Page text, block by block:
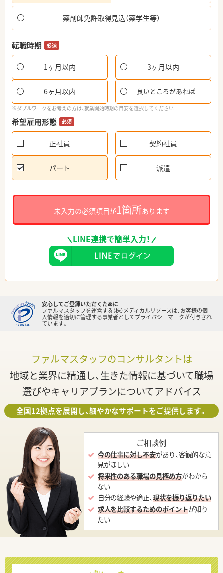
薬剤師免許取得見込（薬学生等）
転職時期 必須
1ヶ月以内 3ヶ月以内
6ヶ月以内 良いところがあれば
※ダブルワークをお考えの方は、就業開始時期の目安を選択してください
希望雇用形態 必須
正社員 契約社員
パート 派遣
未入力の必須項目が1箇所あります
LINE連携で簡単入力！
安心してご登録いただくために
ファルマスタッフを運営する（株）メディカルリソースは、お客様の個
人情報を適切に管理する事業者としてプライバシーマークが付与され
ています。
ファルマスタッフのコンサルタントは
地域と業界に精通し、生きた情報に基づいて職場
選びやキャリアプランについてアドバイス
全国12拠点を展開し、細やかなサポートをご提供します。
ご相談例
今の仕事に対し不安があり、客観的な意
見がほしい
将来性のある職場の見極め方がわから
ない
自分の経験や適正、現状を振り返りたい
求人を比較するためのポイントが知り
たい